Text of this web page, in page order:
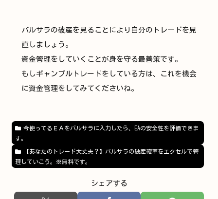
バルサラの破産を見ることにより自分のトレードを見
直しましょう。
資金管理をしていくことが身を守る最善策です。
もしギャンブルトレードをしている方は、これを機会
に資金管理をしてみてくださいね。
今使ってるＥＡをバルサラに入力したら、EAの安全性を評価できま
す。
【あなたのトレード大丈夫？】バルサラの破産確率をエクセルで管
理していこう。※無料です。
シェアする